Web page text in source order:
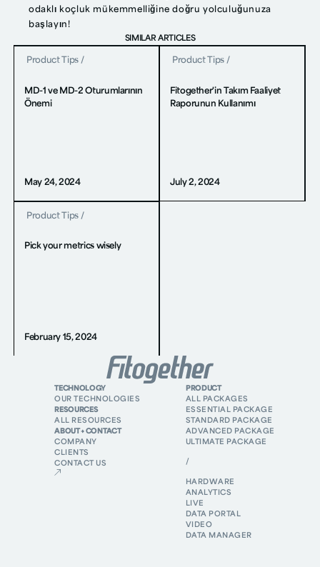
odaklı koçluk mükemmelliğine doğru yolculuğunuza
başlayın!
SIMILAR ARTICLES
Product Tips /
MD-1 ve MD-2 Oturumlarının
Önemi
May 24, 2024
Product Tips /
Fitogether'in Takım Faaliyet
Raporunun Kullanımı
July 2, 2024
Product Tips /
Pick your metrics wisely
February 15, 2024
TECHNOLOGY
OUR TECHNOLOGIES
RESOURCES
ALL RESOURCES
ABOUT + CONTACT
COMPANY
CLIENTS
CONTACT US
PRODUCT
ALL PACKAGES
ESSENTIAL PACKAGE
STANDARD PACKAGE
ADVANCED PACKAGE
ULTIMATE PACKAGE
/
HARDWARE
ANALYTICS
LIVE
DATA PORTAL
VIDEO
DATA MANAGER